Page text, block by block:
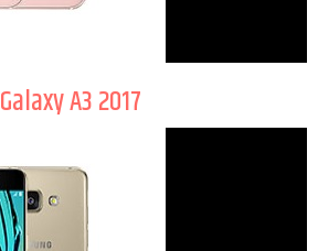
Galaxy A3 2017